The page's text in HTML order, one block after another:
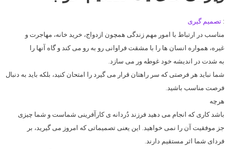
: تصمیم گیری
مناسب در ارتباط با امور مهم زندگی همچون ازدواج، خرید خانه، مهاجرت و
غیره، همواره انسان ها را با مشقت فراوانی رو به رو می کند و گاه آنها را
به شدت در اندیشه خود غوطه ور می سازد.
شما نباید هر فرصتی که سر راهتان قرار می گیرد را امتحان کنید، بلکه باید به دنبال
فرصت مناسب باشید.
هرچه
باشد کاری که انجام می دهید فرزند دُردانه ی کارآفرینی شماست و شما چیزی
جز موفقیت آن را نمی خواهید. این یعنی تصمیماتی که امروز می گیرید، بر
فردای شما اثر مستقیم دارند.